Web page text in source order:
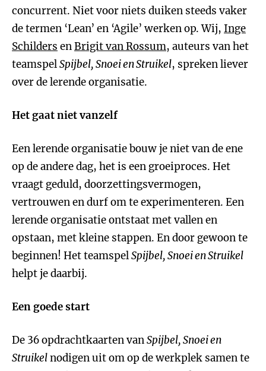
concurrent. Niet voor niets duiken steeds vaker
de termen ‘Lean’ en ‘Agile’ werken op. Wij, Inge
Schilders enBrigit van Rossum, auteurs van het
teamspelSpijbel, Snoei en Struikel, spreken liever
over de lerende organisatie.
Het gaat niet vanzelf
Een lerende organisatie bouw je niet van de ene
op de andere dag, het is een groeiproces. Het
vraagt geduld, doorzettingsvermogen,
vertrouwen en durf om te experimenteren. Een
lerende organisatie ontstaat met vallen en
opstaan, met kleine stappen. En door gewoon te
beginnen! Het teamspelSpijbel, Snoei en Struikel
helpt je daarbij.
Een goede start
De 36 opdrachtkaarten vanSpijbel, Snoei en
Struikelnodigen uit om op de werkplek samen te